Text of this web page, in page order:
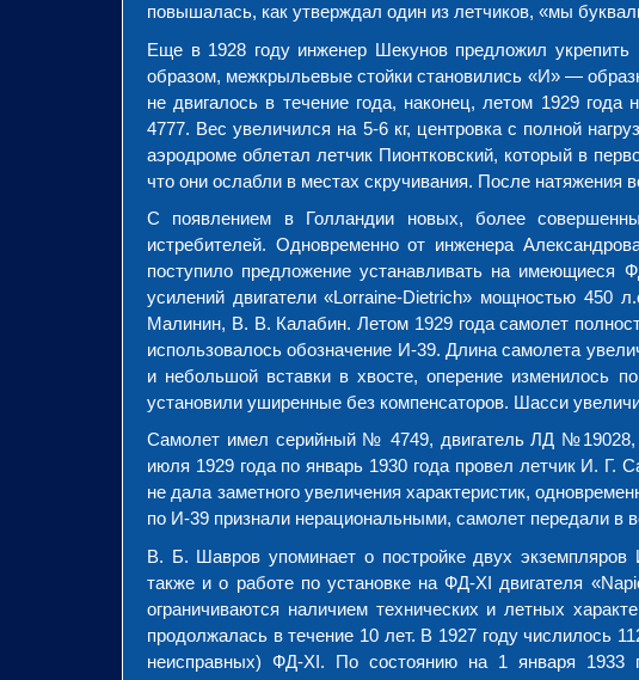
повышалась, как утверждал один из летчиков, «мы
Еще в 1928 году инженер Шекунов предложил
образом, межкрыльевые стойки становились «И» —
не двигалось в течение года, наконец, летом 1929
4777. Вес увеличился на 5-6 кг, центровка с полной
аэродроме облетал летчик Пионтковский, который в
что они ослабли в местах скручивания. После натяжения
С появлением в Голландии новых, более
истребителей. Одновременно от инженера
поступило предложение устанавливать на имеющиеся
усилений двигатели «Lorraine-Dietrich» мощностью
Малинин, В. В. Калабин. Летом 1929 года самолет
использовалось обозначение И-39. Длина самолета
и небольшой вставки в хвосте, оперение изменилось
установили уширенные без компенсаторов. Шасси
Самолет имел серийный № 4749, двигатель ЛД
июля 1929 года по январь 1930 года провел летчик И. Г.
не дала заметного увеличения характеристик,
по И-39 признали нерациональными, самолет передали в
В. Б. Шавров упоминает о постройке двух
также и о работе по установке на ФД-XI двигателя
ограничиваются наличием технических и летных
продолжалась в течение 10 лет. В 1927 году числилось
неисправных) ФД-XI. По состоянию на 1 января 1933